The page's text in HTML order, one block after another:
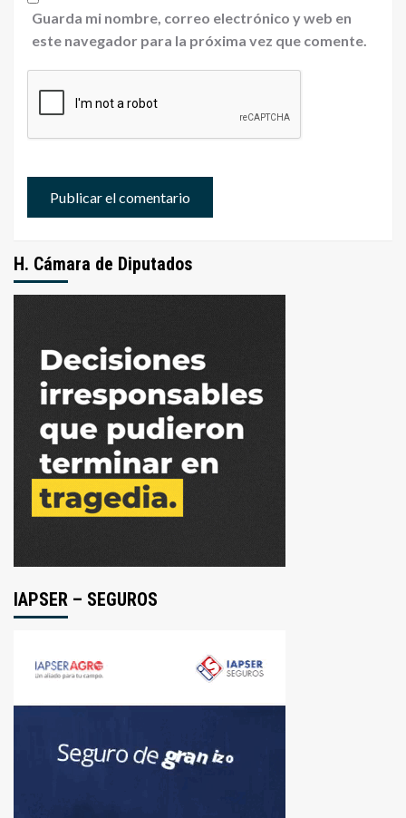
Guarda mi nombre, correo electrónico y web en
este navegador para la próxima vez que comente.
H. Cámara de Diputados
IAPSER – SEGUROS